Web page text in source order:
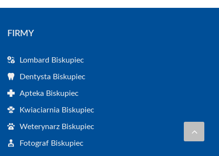
FIRMY
Lombard Biskupiec
Dentysta Biskupiec
Apteka Biskupiec
Kwiaciarnia Biskupiec
Weterynarz Biskupiec
Fotograf Biskupiec